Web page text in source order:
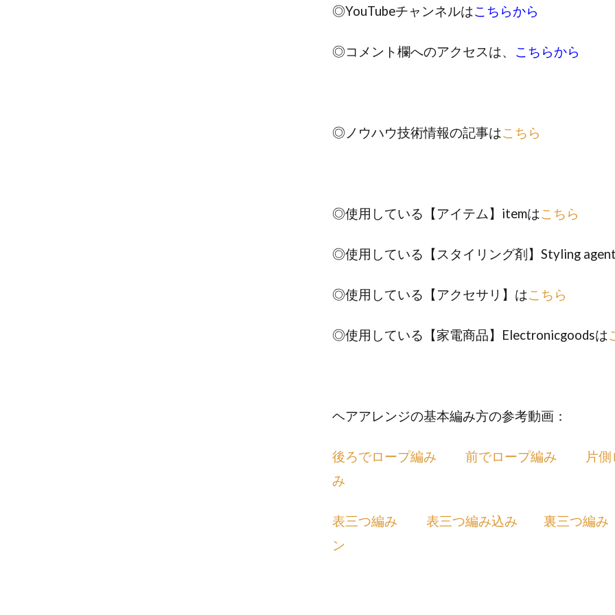
◎YouTubeチャンネルはこちらから
◎コメント欄へのアクセスは、 こちらから
◎ノウハウ技術情報の記事はこちら
◎使用している【アイテム】itemはこちら
◎使用している【スタイリング剤】Styling
◎使用している【アクセサリ】はこちら
◎使用している【家電商品】Electronicgoodsは
ヘアアレンジの基本編み方の参考動画：
後ろでロープ編み 前でロープ編み 片
み
表三つ編み 表三つ編み込み 裏三つ編み
ン